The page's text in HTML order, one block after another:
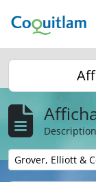
Remove filter:
Grover, Elliott &